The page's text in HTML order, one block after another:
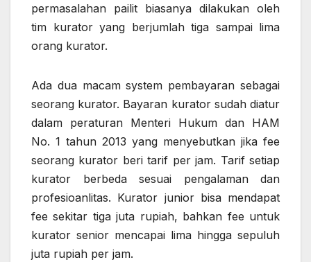
permasalahan pailit biasanya dilakukan oleh
tim kurator yang berjumlah tiga sampai lima
orang kurator.
Ada dua macam system pembayaran sebagai
seorang kurator. Bayaran kurator sudah diatur
dalam peraturan Menteri Hukum dan HAM
No. 1 tahun 2013 yang menyebutkan jika fee
seorang kurator beri tarif per jam. Tarif setiap
kurator berbeda sesuai pengalaman dan
profesioanlitas. Kurator junior bisa mendapat
fee sekitar tiga juta rupiah, bahkan fee untuk
kurator senior mencapai lima hingga sepuluh
juta rupiah per jam.